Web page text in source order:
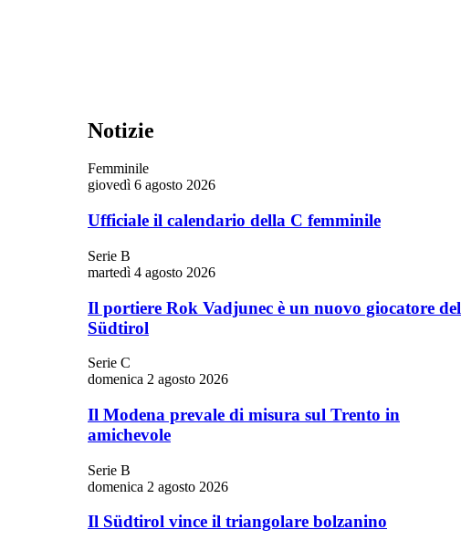
Notizie
Femminile
giovedì 6 agosto 2026
Ufficiale il calendario della C femminile
Serie B
martedì 4 agosto 2026
Il portiere Rok Vadjunec è un nuovo giocatore del
Südtirol
Serie C
domenica 2 agosto 2026
Il Modena prevale di misura sul Trento in
amichevole
Serie B
domenica 2 agosto 2026
Il Südtirol vince il triangolare bolzanino